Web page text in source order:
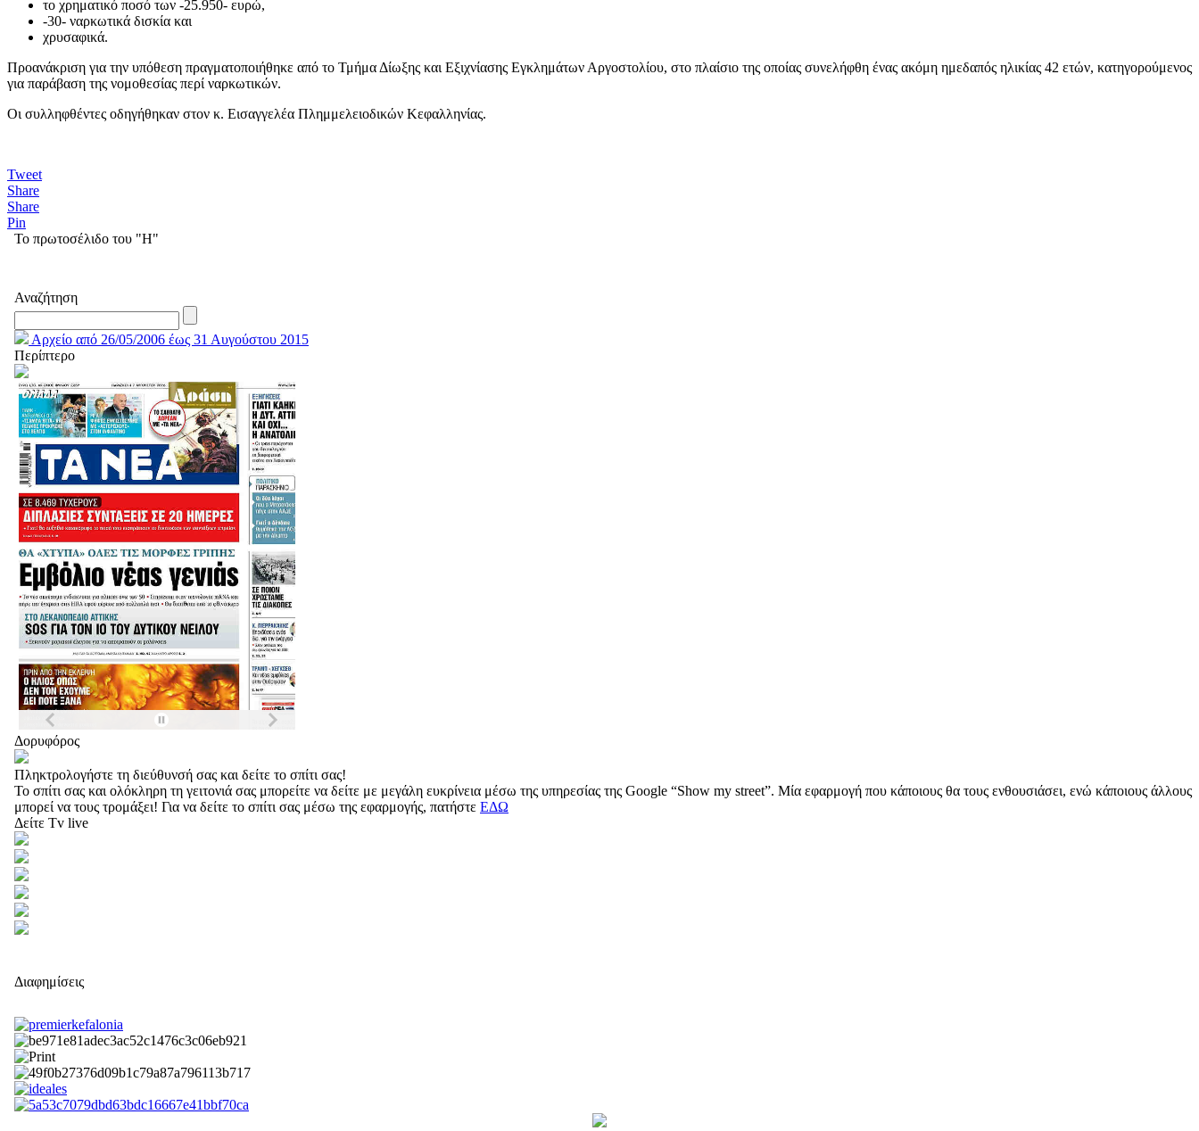
το χρηματικό ποσό των -25.950- ευρώ,
-30- ναρκωτικά δισκία και
χρυσαφικά.
Προανάκριση για την υπόθεση πραγματοποιήθηκε από το Τμήμα Δίωξης και Εξιχνίασης Εγκλημάτων Αργοστολίου, στο πλαίσιο της οποίας συνελήφθη ένας ακόμη ημεδαπός ηλικίας 42 ετών, κατηγορούμενος
για παράβαση της νομοθεσίας περί ναρκωτικών.
Οι συλληφθέντες οδηγήθηκαν στον κ. Εισαγγελέα Πλημμελειοδικών Κεφαλληνίας.
Tweet
Share
Share
Pin
Το πρωτοσέλιδο του "Η"
Αναζήτηση
Αρχείο από 26/05/2006 έως 31 Αυγούστου 2015
Περίπτερο
Δορυφόρος
Πληκτρολογήστε τη διεύθυνσή σας και δείτε το σπίτι σας!
Το σπίτι σας και ολόκληρη τη γειτονιά σας μπορείτε να δείτε με μεγάλη ευκρίνεια μέσω της υπηρεσίας της Google “Show my street”. Μία εφαρμογή που κάποιους θα τους ενθουσιάσει, ενώ κάποιους άλλους
μπορεί να τους τρομάξει! Για να δείτε το σπίτι σας μέσω της εφαρμογής, πατήστε ΕΔΩ
Δείτε Tv live
Διαφημίσεις